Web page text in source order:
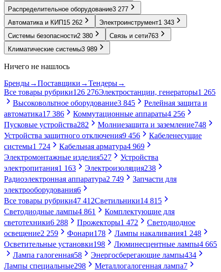
Распределительное оборудование3 277
Автоматика и КИП 15 262 Электроинструмент1 343
Системы безопасности2 380 Связь и сети763
Климатические системы3 989
Ничего не нашлось
Бренды→Поставщики →Тендеры→
Все товары рубрики126 276Электростанции, генераторы1 265
Высоковольтное оборудование3 845
Релейная защита и
автоматика17 386 Коммутационные аппараты4 256
Пусковые устройства282 Молниезащита и заземление748
Устройства защитного отключения9 456
Кабеленесущие
системы1 724 Кабельная арматура4 969
Электромонтажные изделия527
Устройства
электропитания1 163 Электроизоляция238
Радиоэлектронная аппаратура2 749
Запчасти для
электрооборудования6
Все товары рубрики47 412Светильники14 815
Светодиодные лампы4 861
Комплектующие для
светотехники6 288 Прожекторы1 472
Светодиодное
освещение2 259 Фонари178 Лампы накаливания1 248
Осветительные установки198 Люминесцентные лампы4 665
Лампа галогенная58 Энергосберегающие лампы434
Лампы специальные298 Металлогалогенная лампа7